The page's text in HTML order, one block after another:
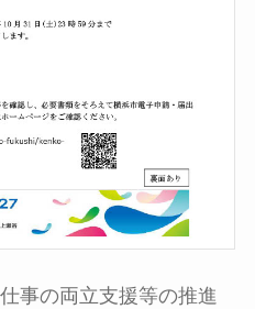
事の両立支援等の推進